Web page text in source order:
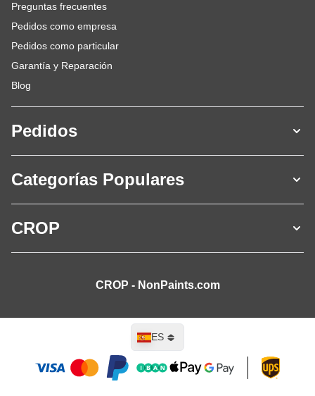
Preguntas frecuentes
Pedidos como empresa
Pedidos como particular
Garantía y Reparación
Blog
Pedidos
Categorías Populares
CROP
CROP - NonPaints.com
Lenguaje
ES